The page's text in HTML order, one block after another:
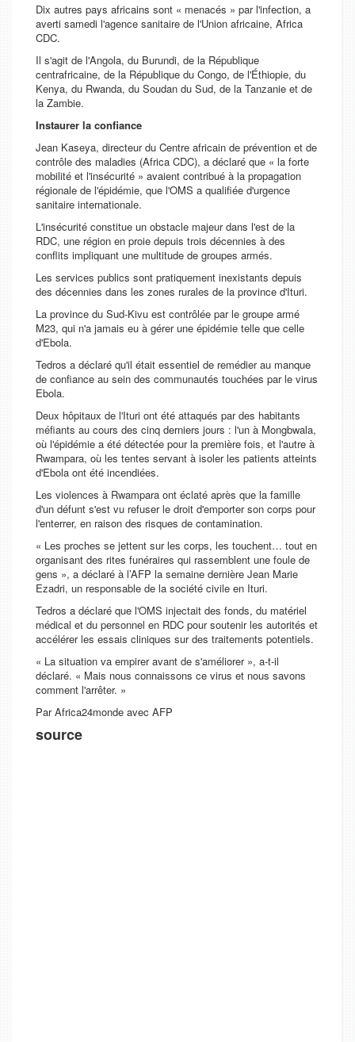
Dix autres pays africains sont « menacés » par l'infection, a
averti samedi l'agence sanitaire de l'Union africaine, Africa
CDC.
Il s'agit de l'Angola, du Burundi, de la République
centrafricaine, de la République du Congo, de l'Éthiopie, du
Kenya, du Rwanda, du Soudan du Sud, de la Tanzanie et de
la Zambie.
Instaurer la confiance
Jean Kaseya, directeur du Centre africain de prévention et de
contrôle des maladies (Africa CDC), a déclaré que « la forte
mobilité et l'insécurité » avaient contribué à la propagation
régionale de l'épidémie, que l'OMS a qualifiée d'urgence
sanitaire internationale.
L'insécurité constitue un obstacle majeur dans l'est de la
RDC, une région en proie depuis trois décennies à des
conflits impliquant une multitude de groupes armés.
Les services publics sont pratiquement inexistants depuis
des décennies dans les zones rurales de la province d'Ituri.
La province du Sud-Kivu est contrôlée par le groupe armé
M23, qui n'a jamais eu à gérer une épidémie telle que celle
d'Ebola.
Tedros a déclaré qu'il était essentiel de remédier au manque
de confiance au sein des communautés touchées par le virus
Ebola.
Deux hôpitaux de l'Ituri ont été attaqués par des habitants
méfiants au cours des cinq derniers jours : l'un à Mongbwala,
où l'épidémie a été détectée pour la première fois, et l'autre à
Rwampara, où les tentes servant à isoler les patients atteints
d'Ebola ont été incendiées.
Les violences à Rwampara ont éclaté après que la famille
d'un défunt s'est vu refuser le droit d'emporter son corps pour
l'enterrer, en raison des risques de contamination.
« Les proches se jettent sur les corps, les touchent… tout en
organisant des rites funéraires qui rassemblent une foule de
gens », a déclaré à l’AFP la semaine dernière Jean Marie
Ezadri, un responsable de la société civile en Ituri.
Tedros a déclaré que l'OMS injectait des fonds, du matériel
médical et du personnel en RDC pour soutenir les autorités et
accélérer les essais cliniques sur des traitements potentiels.
« La situation va empirer avant de s'améliorer », a-t-il
déclaré. « Mais nous connaissons ce virus et nous savons
comment l'arrêter. »
Par Africa24monde avec AFP
source